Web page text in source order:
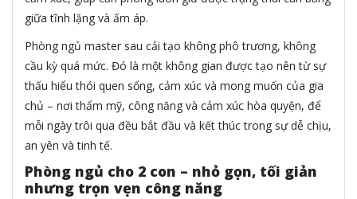
giữa tĩnh lặng và ấm áp.
Phòng ngủ master sau cải tạo không phô trương, không
cầu kỳ quá mức. Đó là một không gian được tạo nên từ sự
thấu hiểu thói quen sống, cảm xúc và mong muốn của gia
chủ – nơi thẩm mỹ, công năng và cảm xúc hòa quyện, để
mỗi ngày trôi qua đều bắt đầu và kết thúc trong sự dễ chịu,
an yên và tinh tế.
Phòng ngủ cho 2 con – nhỏ gọn, tối giản
nhưng trọn vẹn công năng